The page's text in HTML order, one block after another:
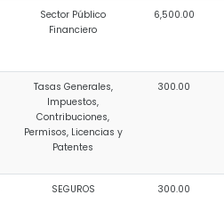
Sector Público
Financiero
6,500.00
Tasas Generales,
Impuestos,
Contribuciones,
Permisos, Licencias y
Patentes
300.00
SEGUROS 300.00